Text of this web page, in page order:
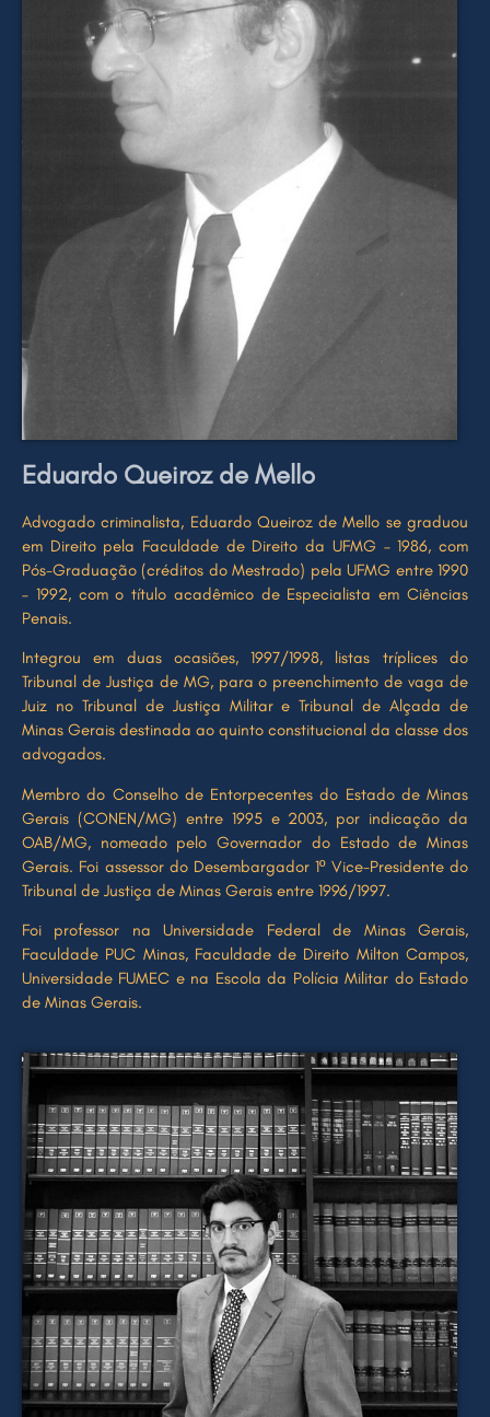
Eduardo Queiroz de Mello
Advogado criminalista, Eduardo Queiroz de Mello se graduou
em Direito pela Faculdade de Direito da UFMG – 1986, com
Pós-Graduação (créditos do Mestrado) pela UFMG entre 1990
– 1992, com o título acadêmico de Especialista em Ciências
Penais.
Integrou em duas ocasiões, 1997/1998, listas tríplices do
Tribunal de Justiça de MG, para o preenchimento de vaga de
Juiz no Tribunal de Justiça Militar e Tribunal de Alçada de
Minas Gerais destinada ao quinto constitucional da classe dos
advogados.
Membro do Conselho de Entorpecentes do Estado de Minas
Gerais (CONEN/MG) entre 1995 e 2003, por indicação da
OAB/MG, nomeado pelo Governador do Estado de Minas
Gerais. Foi assessor do Desembargador 1º Vice-Presidente do
Tribunal de Justiça de Minas Gerais entre 1996/1997.
Foi professor na Universidade Federal de Minas Gerais,
Faculdade PUC Minas, Faculdade de Direito Milton Campos,
Universidade FUMEC e na Escola da Polícia Militar do Estado
de Minas Gerais.